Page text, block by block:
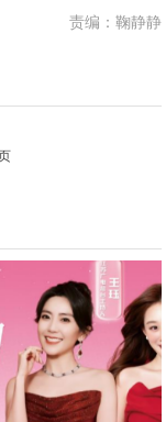
责编：鞠静静